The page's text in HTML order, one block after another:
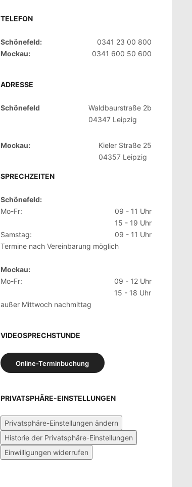
TELEFON
Schönefeld:
0341 23 00 800
Mockau:
0341 600 50 600
ADRESSE
Schönefeld
Waldbaurstraße 2b
04347 Leipzig
Mockau:
Kieler Straße 25
04357 Leipzig
SPRECHZEITEN
Schönefeld:
Mo-Fr:
09 - 11 Uhr
15 - 19 Uhr
Samstag:
09 - 11 Uhr
Termine nach Vereinbarung möglich
Mockau:
Mo-Fr:
09 - 12 Uhr
15 - 18 Uhr
außer Mittwoch nachmittag
VIDEOSPRECHSTUNDE
Online-Terminbuchung
PRIVATSPHÄRE-EINSTELLUNGEN
Privatsphäre-Einstellungen ändern
Historie der Privatsphäre-Einstellungen
Einwilligungen widerrufen